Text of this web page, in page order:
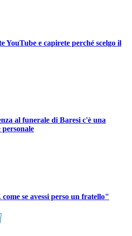
e capirete perché scelgo il
al funerale di Baresi c'è una
se avessi perso un fratello"